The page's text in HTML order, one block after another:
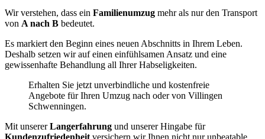
Wir verstehen, dass ein Familienumzug mehr als nur den Transport
von A nach B bedeutet.
Es markiert den Beginn eines neuen Abschnitts in Ihrem Leben.
Deshalb setzen wir auf einen einfühlsamen Ansatz und eine
gewissenhafte Behandlung all Ihrer Habseligkeiten.
Erhalten Sie jetzt unverbindliche und kostenfreie
Angebote für Ihren Umzug nach oder von Villingen
Schwenningen⁠.
Mit unsererLangerfahrung und unserer Hingabe für